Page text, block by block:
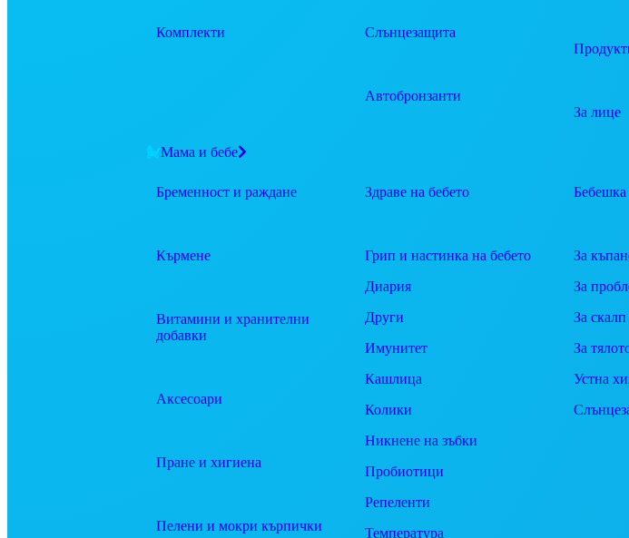
Комплекти Слънцезащита
Автобронзанти
За лице
Мама и бебе
Бременност и раждане
Кърмене
Витамини и хранителни
добавки
Аксесоари
Пране и хигиена
Пелени и мокри кърпички
Здраве на бебето
Грип и настинка на бебето
Диария
Други
Имунитет
Кашлица
Колики
Никнене на зъбки
Пробиотици
Репеленти
Температура
Бебешка
За
За
За скалп
За
Устна